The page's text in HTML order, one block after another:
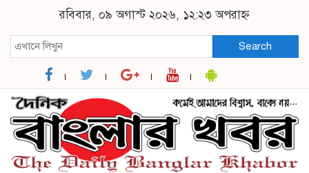
রবিবার, ০৯ অগাস্ট ২০২৬, ১২:২৩ অপরাহ্ন
Search